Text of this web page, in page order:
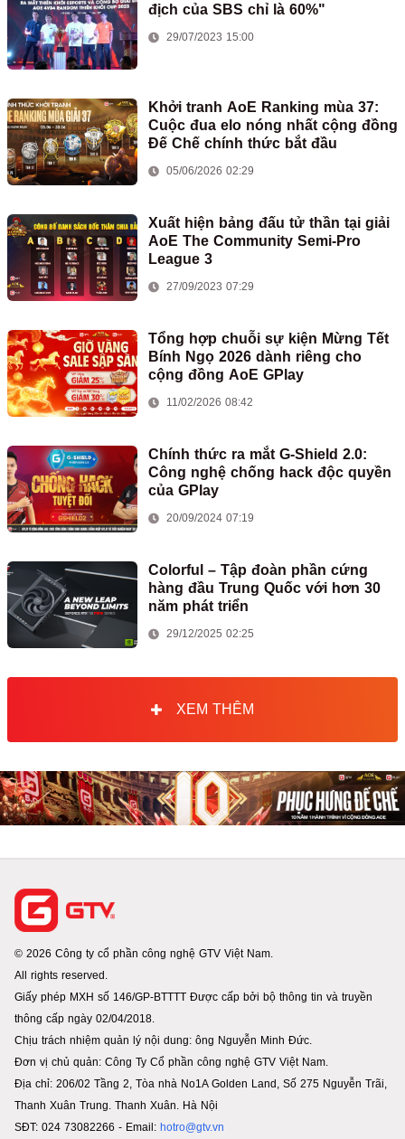
địch của SBS chỉ là 60%"
29/07/2023 15:00
Khởi tranh AoE Ranking mùa 37:
Cuộc đua elo nóng nhất cộng đồng
Đế Chế chính thức bắt đầu
05/06/2026 02:29
Xuất hiện bảng đấu tử thần tại giải
AoE The Community Semi-Pro
League 3
27/09/2023 07:29
Tổng hợp chuỗi sự kiện Mừng Tết
Bính Ngọ 2026 dành riêng cho
cộng đồng AoE GPlay
11/02/2026 08:42
Chính thức ra mắt G-Shield 2.0:
Công nghệ chống hack độc quyền
của GPlay
20/09/2024 07:19
Colorful – Tập đoàn phần cứng
hàng đầu Trung Quốc với hơn 30
năm phát triển
29/12/2025 02:25
XEM THÊM
© 2026 Công ty cổ phần công nghệ GTV Việt Nam.
All rights reserved.
Giấy phép MXH số 146/GP-BTTTT Được cấp bởi bộ thông tin và truyền
thông cấp ngày 02/04/2018.
Chịu trách nhiệm quản lý nội dung: ông Nguyễn Minh Đức.
Đơn vị chủ quản: Công Ty Cổ phần công nghệ GTV Việt Nam.
Địa chỉ: 206/02 Tầng 2, Tòa nhà No1A Golden Land, Số 275 Nguyễn Trãi,
Thanh Xuân Trung. Thanh Xuân. Hà Nội
SĐT: 024 73082266 - Email: hotro@gtv.vn